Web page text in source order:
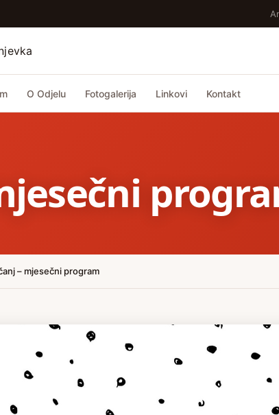
O Odjelu Fotogalerija Linkovi Kontakt
– mjesečni program